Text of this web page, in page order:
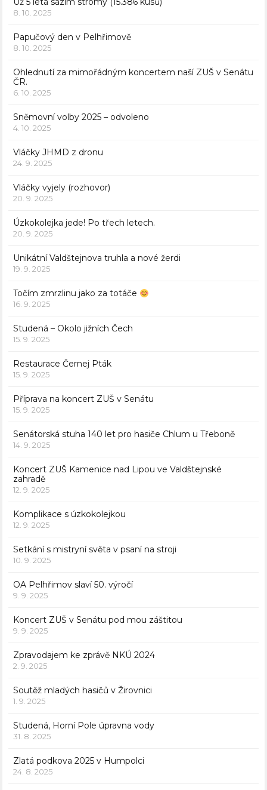
8. 10. 2025
Papučový den v Pelhřimově
8. 10. 2025
Ohlednutí za mimořádným koncertem naší ZUŠ v Senátu
ČR.
6. 10. 2025
Sněmovní volby 2025 – odvoleno
4. 10. 2025
Vláčky JHMD z dronu
24. 9. 2025
Vláčky vyjely (rozhovor)
20. 9. 2025
Úzkokolejka jede! Po třech letech.
20. 9. 2025
Unikátní Valdštejnova truhla a nové žerdi
19. 9. 2025
Točím zmrzlinu jako za totáče
16. 9. 2025
Studená – Okolo jižních Čech
15. 9. 2025
Restaurace Černej Pták
15. 9. 2025
Příprava na koncert ZUŠ v Senátu
15. 9. 2025
Senátorská stuha 140 let pro hasiče Chlum u Třeboně
14. 9. 2025
Koncert ZUŠ Kamenice nad Lipou ve Valdštejnské
zahradě
12. 9. 2025
Komplikace s úzkokolejkou
12. 9. 2025
Setkání s mistryní světa v psaní na stroji
10. 9. 2025
OA Pelhřimov slaví 50. výročí
9. 9. 2025
Koncert ZUŠ v Senátu pod mou záštitou
9. 9. 2025
Zpravodajem ke zprávě NKÚ 2024
2. 9. 2025
Soutěž mladých hasičů v Žirovnici
1. 9. 2025
Studená, Horní Pole úpravna vody
31. 8. 2025
Zlatá podkova 2025 v Humpolci
24. 8. 2025